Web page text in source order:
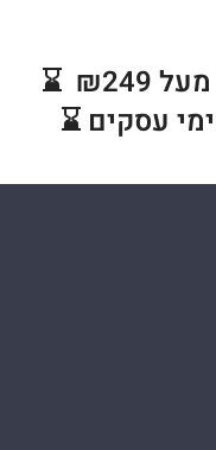
⚡ משלוח חינם בהזמנה מעל ₪249 ⌛